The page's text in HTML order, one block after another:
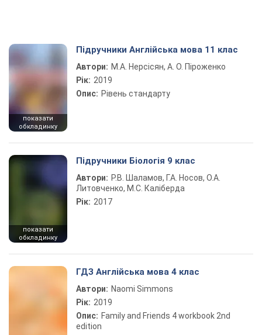
показати
обкладинку
Підручники Англійська мова 11 клас
Автори: М.А. Нерсісян, А. О. Піроженко
Рік: 2019
Опис: Рівень стандарту
показати
обкладинку
Підручники Біологія 9 клас
Автори: Р.В. Шаламов, Г.А. Носов, О.А.
Литовченко, М.С. Каліберда
Рік: 2017
ГДЗ Англійська мова 4 клас
Автори: Naomi Simmons
Рік: 2019
Опис: Family and Friends 4 workbook 2nd
edition